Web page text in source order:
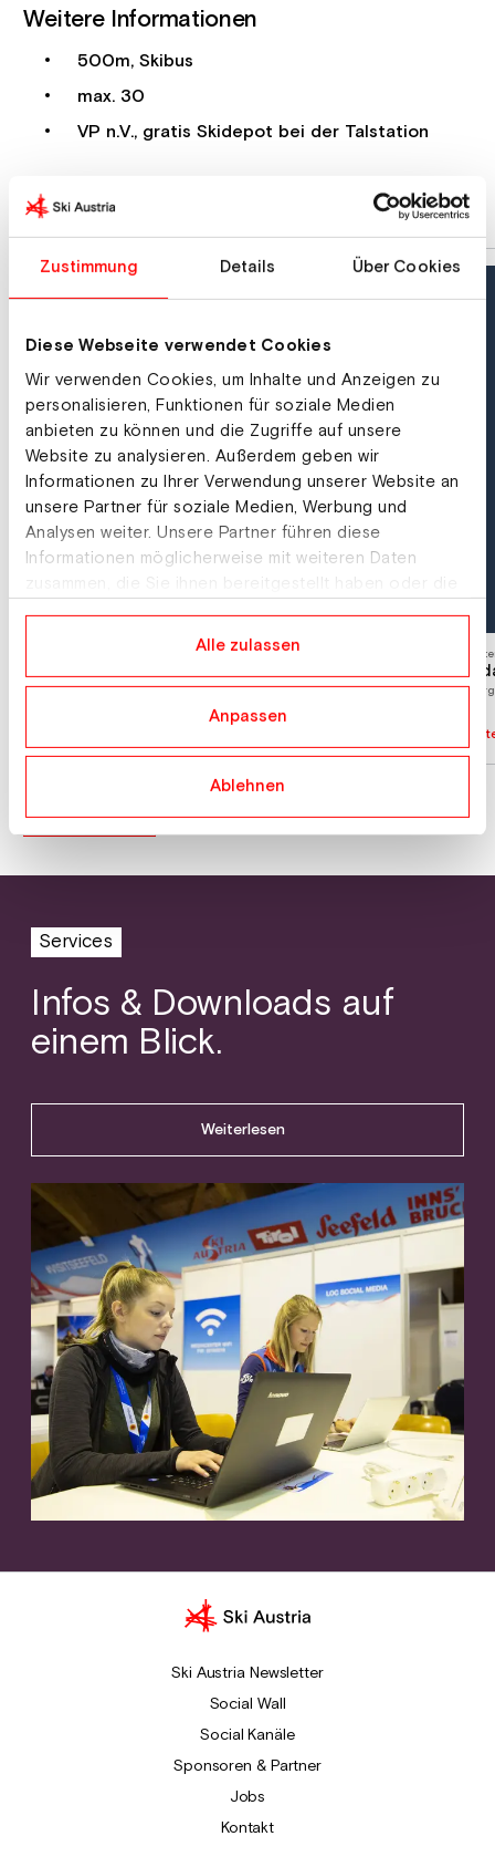
Zustimmung Details Über Cookies
Diese Webseite verwendet Cookies
Wir verwenden Cookies, um Inhalte und Anzeigen zu
personalisieren, Funktionen für soziale Medien
anbieten zu können und die Zugriffe auf unsere
Website zu analysieren. Außerdem geben wir
Informationen zu Ihrer Verwendung unserer Website an
unsere Partner für soziale Medien, Werbung und
Analysen weiter. Unsere Partner führen diese
Informationen möglicherweise mit weiteren Daten
Alle zulassen
Anpassen
Ablehnen
Weitere Informationen
500m, Skibus
max. 30
VP n.V., gratis Skidepot bei der Talstation
Abergalm
Sonnberg 2, 5761 Maria Alm
Alle anzeigen
Services
Infos & Downloads auf
einem Blick.
Weiterlesen
Ski Austria Newsletter
Social Wall
Social Kanäle
Sponsoren & Partner
Jobs
Kontakt